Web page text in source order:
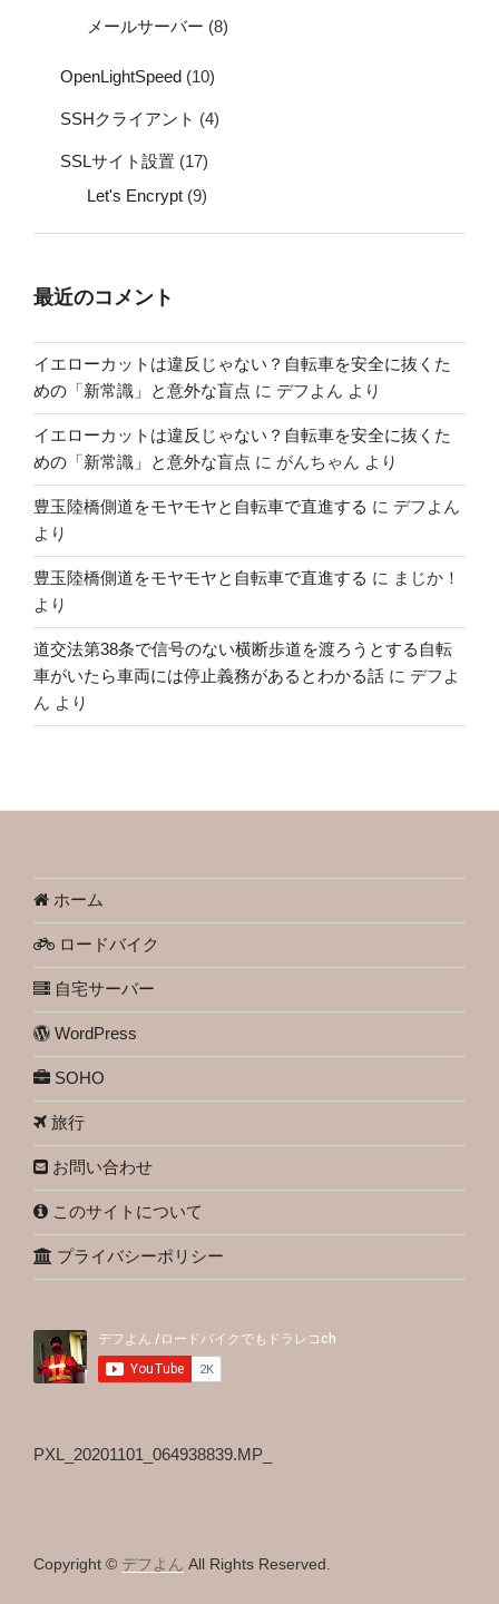
メールサーバー (8)
OpenLightSpeed (10)
SSHクライアント (4)
SSLサイト設置 (17)
Let's Encrypt (9)
最近のコメント
イエローカットは違反じゃない？自転車を安全に抜くた
めの「新常識」と意外な盲点 に デフよん より
イエローカットは違反じゃない？自転車を安全に抜くた
めの「新常識」と意外な盲点 に がんちゃん より
豊玉陸橋側道をモヤモヤと自転車で直進する に デフよん
より
豊玉陸橋側道をモヤモヤと自転車で直進する に まじか！
より
道交法第38条で信号のない横断歩道を渡ろうとする自転
車がいたら車両には停止義務があるとわかる話 に デフよ
ん より
ホーム
ロードバイク
自宅サーバー
WordPress
SOHO
旅行
お問い合わせ
このサイトについて
プライバシーポリシー
PXL_20201101_064938839.MP_
Copyright © デフよん All Rights Reserved.